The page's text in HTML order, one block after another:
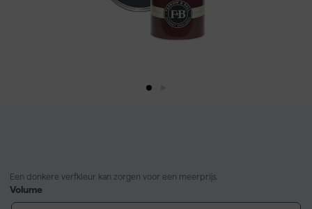
Een donkere verfkleur kan zorgen voor een meerprijs.
Volume